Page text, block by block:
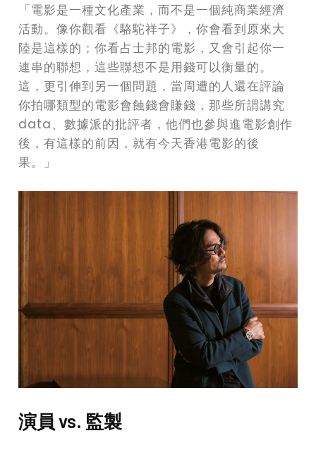
「電影是一種文化產業，而不是一個純商業經濟
活動。像你觀看《駱駝祥子》，你會看到原來大
陸是這樣的；你看占士邦的電影，又會引起你一
連串的聯想，這些聯想不是用錢可以衡量的。
這，更引伸到另一個問題，當周遭的人還在評論
你拍哪類型的電影會蝕錢會賺錢，那些所謂講究
data、數據派的批評者，他們也參與進電影創作
後，有這樣的前因，就有今天香港電影的後
果。」
演員 vs. 監製